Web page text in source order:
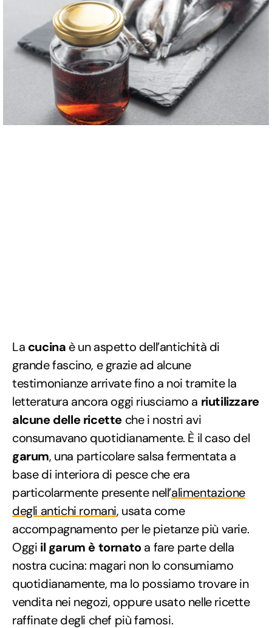
La cucina è un aspetto dell’antichità di
grande fascino, e grazie ad alcune
testimonianze arrivate fino a noi tramite la
letteratura ancora oggi riusciamo a riutilizzare
alcune delle ricette che i nostri avi
consumavano quotidianamente. È il caso del
garum, una particolare salsa fermentata a
base di interiora di pesce che era
particolarmente presente nell’alimentazione
degli antichi romani, usata come
accompagnamento per le pietanze più varie.
Oggi il garum è tornatoa fare parte della
nostra cucina: magari non lo consumiamo
quotidianamente, ma lo possiamo trovare in
vendita nei negozi, oppure usato nelle ricette
raffinate degli chef più famosi.